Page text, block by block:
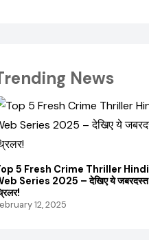
News
5 Fresh Crime Thriller Hindi
Series 2025 – देखिए ये जबरदस्त
12, 2025